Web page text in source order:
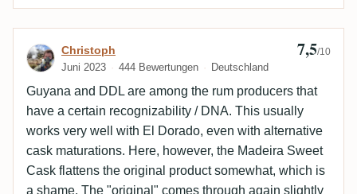
Bewertung von Christoph
Christoph
Juni 2023 444 Bewertungen Deutschland
7,5/10
Guyana and DDL are among the rum producers that
have a certain recognizability / DNA. This usually
works very well with El Dorado, even with alternative
cask maturations. Here, however, the Madeira Sweet
Cask flattens the original product somewhat, which is
a shame. The "original" comes through again slightly